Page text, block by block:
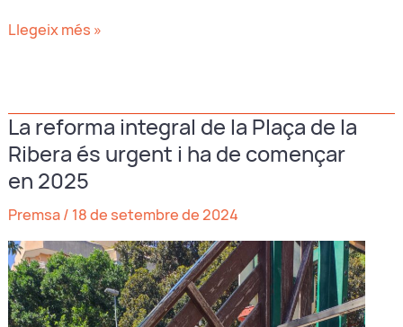
Prou
veïnat!
Llegeix més »
La reforma integral de la Plaça de la
Ribera és urgent i ha de començar
en 2025
Premsa/ 18 de setembre de 2024